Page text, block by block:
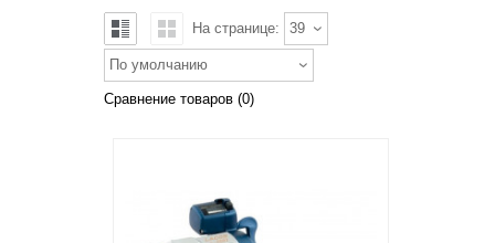
На странице: 39
По умолчанию
Сравнение товаров (0)